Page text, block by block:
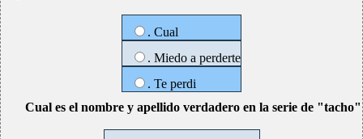
. Cual
. Miedo a perderte
. Te perdi
Cual es el nombre y apellido verdadero en la serie de "tacho"